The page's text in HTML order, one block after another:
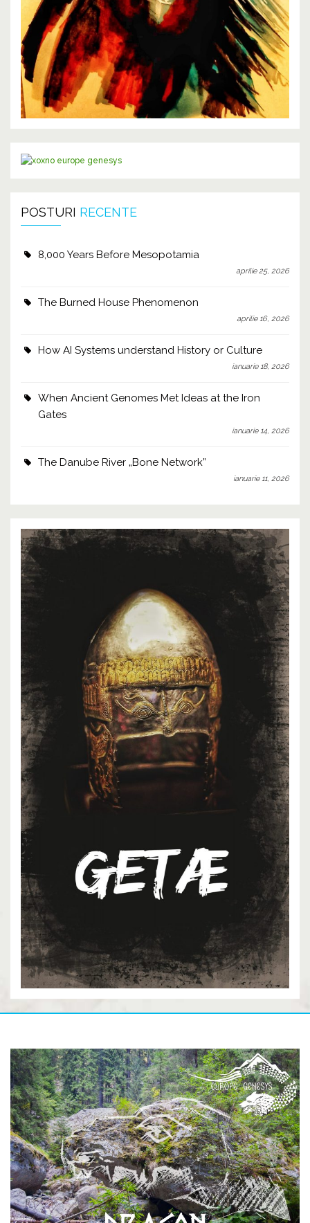
POSTURI RECENTE
8,000 Years Before Mesopotamia
aprilie 25, 2026
The Burned House Phenomenon
aprilie 16, 2026
How AI Systems understand History or Culture
ianuarie 18, 2026
When Ancient Genomes Met Ideas at the Iron
Gates
ianuarie 14, 2026
The Danube River „Bone Network”
ianuarie 11, 2026